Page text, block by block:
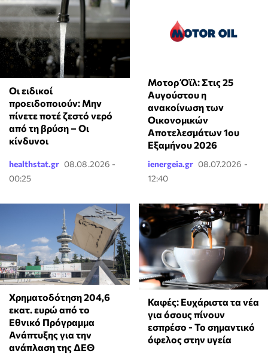
Οι ειδικοί
προειδοποιούν: Μην
πίνετε ποτέ ζεστό νερό
από τη βρύση – Οι
κίνδυνοι
healthstat.gr 08.08.2026 -
00:25
Μοτορ Όϊλ: Στις 25
Αυγούστου η
ανακοίνωση των
Οικονομικών
Αποτελεσμάτων 1ου
Εξαμήνου 2026
ienergeia.gr 08.07.2026 -
12:40
Χρηματοδότηση 204,6
εκατ. ευρώ από το
Εθνικό Πρόγραμμα
Ανάπτυξης για την
ανάπλαση της ΔΕΘ
Καφές: Ευχάριστα τα νέα
για όσους πίνουν
εσπρέσο - Το σημαντικό
όφελος στην υγεία